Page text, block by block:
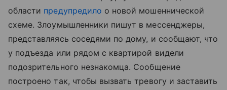
области предупредило о новой мошеннической
схеме. Злоумышленники пишут в мессенджеры,
представляясь соседями по дому, и сообщают, что
у подъезда или рядом с квартирой видели
подозрительного незнакомца. Сообщение
построено так, чтобы вызвать тревогу и заставить